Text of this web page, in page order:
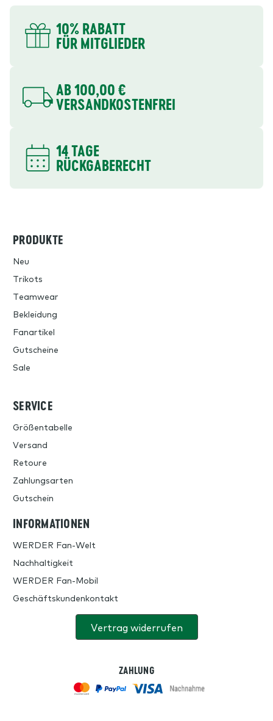
10% RABATT
FÜR MITGLIEDER
AB 100,00 €
VERSANDKOSTENFREI
14 TAGE
RÜCKGABERECHT
PRODUKTE
Neu
Trikots
Teamwear
Bekleidung
Fanartikel
Gutscheine
Sale
SERVICE
Größentabelle
Versand
Retoure
Zahlungsarten
Gutschein
INFORMATIONEN
WERDER Fan-Welt
Nachhaltigkeit
WERDER Fan-Mobil
Geschäftskundenkontakt
Vertrag widerrufen
ZAHLUNG